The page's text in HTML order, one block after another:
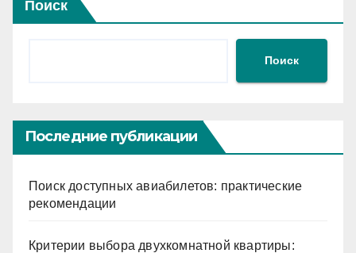
Поиск
Поиск
Последние публикации
Поиск доступных авиабилетов: практические
рекомендации
Критерии выбора двухкомнатной квартиры: